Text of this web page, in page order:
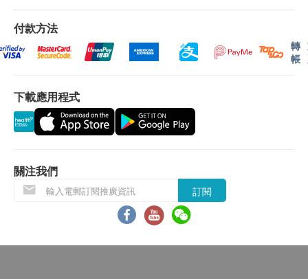
付款方法
轉
帳
下載應用程式
關注我們
訂閱